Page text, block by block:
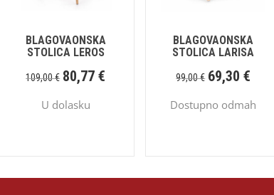
BLAGOVAONSKA
STOLICA LEROS
109,00€ 80,77€
U dolasku
BLAGOVAONSKA
STOLICA LARISA
99,00€ 69,30€
Dostupno odmah